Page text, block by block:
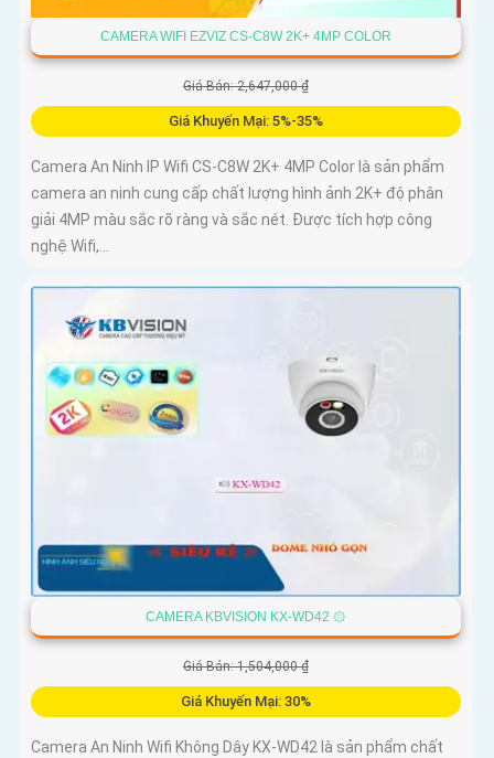
CAMERA WIFI EZVIZ CS-C8W 2K+ 4MP COLOR
Giá Bán: 2,647,000 ₫
Giá Khuyến Mại: 5%-35%
Camera An Ninh IP Wifi CS-C8W 2K+ 4MP Color là sản phẩm
camera an ninh cung cấp chất lượng hình ảnh 2K+ độ phân
giải 4MP màu sắc rõ ràng và sắc nét. Được tích hợp công
nghệ Wifi,...
CAMERA KBVISION KX-WD42 ۞
Giá Bán: 1,504,000 ₫
Giá Khuyến Mại: 30%
Camera An Ninh Wifi Không Dây KX-WD42 là sản phẩm chất